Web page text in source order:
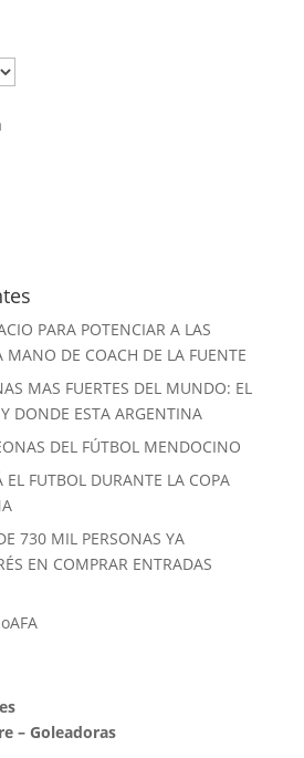
PARA POTENCIAR A LAS
MANO DE COACH DE LA FUENTE
MAS FUERTES DEL MUNDO: EL
DONDE ESTA ARGENTINA
DEL FÚTBOL MENDOCINO
EL FUTBOL DURANTE LA COPA
730 MIL PERSONAS YA
EN COMPRAR ENTRADAS
– Goleadoras